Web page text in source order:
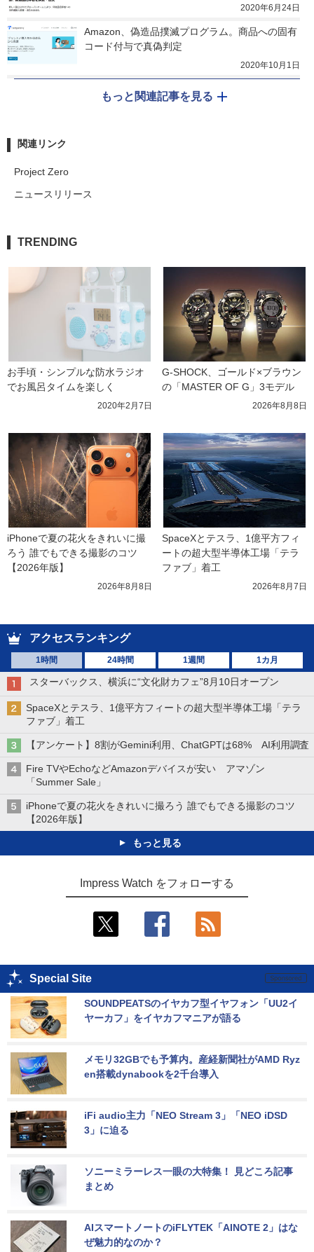
2020年6月24日
Amazon、偽造品撲滅プログラム。商品への固有
コード付与で真偽判定
2020年10月1日
もっと関連記事を見る
関連リンク
Project Zero
ニュースリリース
TRENDING
お手頃・シンプルな防水ラジオ
でお風呂タイムを楽しく
2020年2月7日
G-SHOCK、ゴールド×ブラウン
の「MASTER OF G」3モデル
2026年8月8日
iPhoneで夏の花火をきれいに撮
ろう 誰でもできる撮影のコツ
【2026年版】
2026年8月8日
SpaceXとテスラ、1億平方フィ
ートの超大型半導体工場「テラ
ファブ」着工
2026年8月7日
アクセスランキング
1時間 24時間 1週間 1カ月
スターバックス、横浜に“文化財カフェ”8月10日オープン
SpaceXとテスラ、1億平方フィートの超大型半導体工場「テラ
ファブ」着工
【アンケート】8割がGemini利用、ChatGPTは68% AI利用調査
Fire TVやEchoなどAmazonデバイスが安い アマゾン
「Summer Sale」
iPhoneで夏の花火をきれいに撮ろう 誰でもできる撮影のコツ
【2026年版】
もっと見る
Impress Watch をフォローする
Special Site
SOUNDPEATSのイヤカフ型イヤフォン「UU2イ
ヤーカフ」をイヤカフマニアが語る
メモリ32GBでも予算内。産経新聞社がAMD Ryz
en搭載dynabookを2千台導入
iFi audio主力「NEO Stream 3」「NEO iDSD
3」に迫る
ソニーミラーレス一眼の大特集！ 見どころ記事
まとめ
AIスマートノートのiFLYTEK「AINOTE 2」はな
ぜ魅力的なのか？